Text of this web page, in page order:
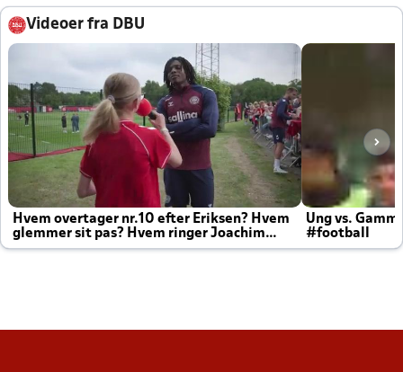
Videoer fra DBU
Hvem overtager nr.10 efter Eriksen? Hvem
glemmer sit pas? Hvem ringer Joachim
altid til efter kampe?
Ung vs.
#football